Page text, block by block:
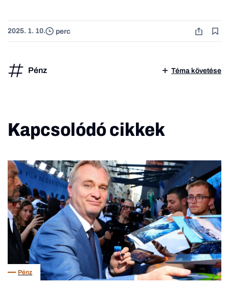
2025. 1. 10. perc
Pénz Téma követése
Kapcsolódó cikkek
Pénz